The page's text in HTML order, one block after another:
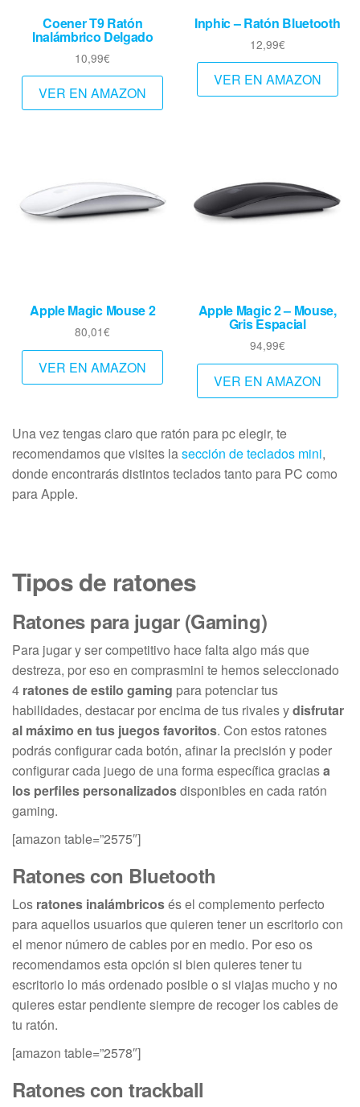
Coener T9 Ratón
Inalámbrico Delgado
10,99€
VER EN AMAZON
Inphic – Ratón Bluetooth
12,99€
VER EN AMAZON
Apple Magic Mouse 2
80,01€
VER EN AMAZON
Apple Magic 2 – Mouse,
Gris Espacial
94,99€
VER EN AMAZON
Una vez tengas claro que ratón para pc elegir, te
recomendamos que visites lasección de teclados mini,
donde encontrarás distintos teclados tanto para PC como
para Apple.
Tipos de ratones
Ratones para jugar (Gaming)
Para jugar y ser competitivo hace falta algo más que
destreza, por eso en comprasmini te hemos seleccionado
4 ratones de estilo gaming para potenciar tus
habilidades, destacar por encima de tus rivales ydisfrutar
al máximo en tus juegos favoritos. Con estos ratones
podrás configurar cada botón, afinar la precisión y poder
configurar cada juego de una forma específica graciasa
los perfiles personalizadosdisponibles en cada ratón
gaming.
[amazon table=”2575″]
Ratones con Bluetooth
Los ratones inalámbricosés el complemento perfecto
para aquellos usuarios que quieren tener un escritorio con
el menor número de cables por en medio. Por eso os
recomendamos esta opción si bien quieres tener tu
escritorio lo más ordenado posible o si viajas mucho y no
quieres estar pendiente siempre de recoger los cables de
tu ratón.
[amazon table=”2578″]
Ratones con trackball